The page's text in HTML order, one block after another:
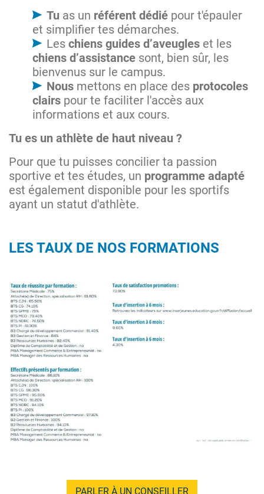
Tu as un référent dédié pour t'épauler
et simplifier tes démarches.
Les chiens guides d’aveugles et les
chiens d’assistance sont, bien sûr, les
bienvenus sur le campus.
Nous mettons en place des protocoles
clairs pour te faciliter l'accès aux
informations et aux cours.
Tu es un athlète de haut niveau ?
Pour que tu puisses concilier ta passion
sportive et tes études, un programme adapté
est également disponible pour les sportifs
ayant un statut d'athlète.
LES TAUX DE NOS FORMATIONS
Image
PARLER À UN CONSEILLER